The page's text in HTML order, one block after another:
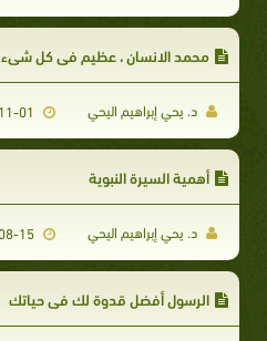
محمد الانسان ، عظيم في كل شيء
د. يحي إبراهيم اليحي
أهمية السيرة النبوية
د. يحي إبراهيم اليحي 2012-08-15
الرسول أفضل قدوة لك في حياتك